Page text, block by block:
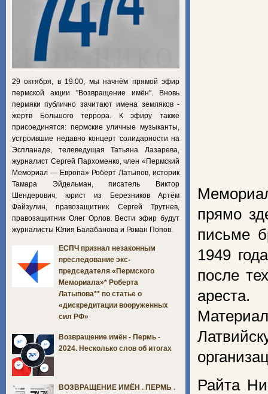
прямо
письме
1949
после
ареста.
Райта
29 октября, в 19:00, мы начнём прямой эфир
пермской акции "Возвращение имён". Вновь
пермяки публично зачитают имена земляков -
жертв Большого террора. К эфиру также
присоединятся: пермские уличные музыканты,
устроившие недавно концерт солидарности на
Эспланаде, телеведущая Татьяна Лазарева,
журналист Сергей Пархоменко, член «Пермский
Мемориал — Европа» Роберт Латыпов, историк
Тамара Эйдельман, писатель Виктор
Шендерович, юрист из Березников Артём
Файзулин, правозащитник Сергей Трутнев,
правозащитник Олег Орлов. Вести эфир будут
журналисты Юлия Балабанова и Роман Попов.
ЕСПЧ признал незаконным
преследование экс-
председателя «Пермского
Мемориала»* Роберта
Латыпова** по статье о
«дискредитации вооруженных
сил РФ»
Возвращение имён - Пермь -
2024. Несколько слов об итогах
ВОЗВРАЩЕНИЕ ИМЁН . ПЕРМЬ .